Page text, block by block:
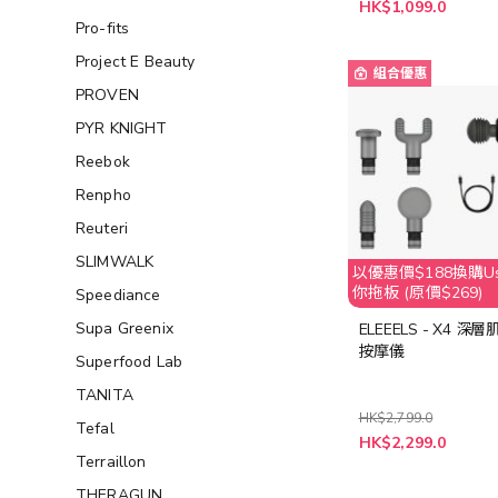
HK$1,099.0
組合優惠
以優惠價$188換購
你拖板 (原價$269)
ELEEELS - X4 深層
按摩儀
HK$2,799.0
特
殊
HK$2,299.0
Pro-fits
Project E Beauty
PROVEN
PYR KNIGHT
Reebok
Renpho
Reuteri
SLIMWALK
Speediance
Supa Greenix
Superfood Lab
TANITA
Tefal
Terraillon